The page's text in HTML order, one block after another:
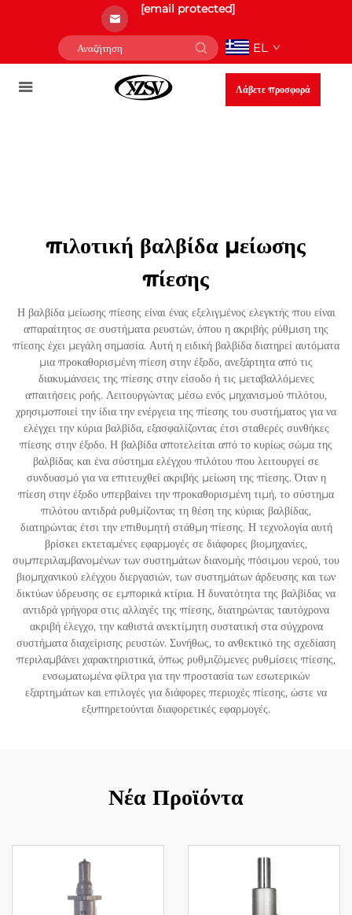
[email protected]
EL
Λάβετε προσφορά
πιλοτική βαλβίδα μείωσης
πίεσης
Η βαλβίδα μείωσης πίεσης είναι ένας εξελιγμένος ελεγκτής που είναι
απαραίτητος σε συστήματα ρευστών, όπου η ακριβής ρύθμιση της
πίεσης έχει μεγάλη σημασία. Αυτή η ειδική βαλβίδα διατηρεί αυτόματα
μια προκαθορισμένη πίεση στην έξοδο, ανεξάρτητα από τις
διακυμάνσεις της πίεσης στην είσοδο ή τις μεταβαλλόμενες
απαιτήσεις ροής. Λειτουργώντας μέσω ενός μηχανισμού πιλότου,
χρησιμοποιεί την ίδια την ενέργεια της πίεσης του συστήματος για να
ελέγχει την κύρια βαλβίδα, εξασφαλίζοντας έτσι σταθερές συνθήκες
πίεσης στην έξοδο. Η βαλβίδα αποτελείται από το κυρίως σώμα της
βαλβίδας και ένα σύστημα ελέγχου πιλότου που λειτουργεί σε
συνδυασμό για να επιτευχθεί ακριβής μείωση της πίεσης. Όταν η
πίεση στην έξοδο υπερβαίνει την προκαθορισμένη τιμή, το σύστημα
πιλότου αντιδρά ρυθμίζοντας τη θέση της κύριας βαλβίδας,
διατηρώντας έτσι την επιθυμητή στάθμη πίεσης. Η τεχνολογία αυτή
βρίσκει εκτεταμένες εφαρμογές σε διάφορες βιομηχανίες,
συμπεριλαμβανομένων των συστημάτων διανομής πόσιμου νερού, του
βιομηχανικού ελέγχου διεργασιών, των συστημάτων άρδευσης και των
δικτύων ύδρευσης σε εμπορικά κτίρια. Η δυνατότητα της βαλβίδας να
αντιδρά γρήγορα στις αλλαγές της πίεσης, διατηρώντας ταυτόχρονα
ακριβή έλεγχο, την καθιστά ανεκτίμητη συστατική στα σύγχρονα
συστήματα διαχείρισης ρευστών. Συνήθως, το ανθεκτικό της σχεδίαση
περιλαμβάνει χαρακτηριστικά, όπως ρυθμιζόμενες ρυθμίσεις πίεσης,
ενσωματωμένα φίλτρα για την προστασία των εσωτερικών
εξαρτημάτων και επιλογές για διάφορες περιοχές πίεσης, ώστε να
εξυπηρετούνται διαφορετικές εφαρμογές.
Νέα Προϊόντα